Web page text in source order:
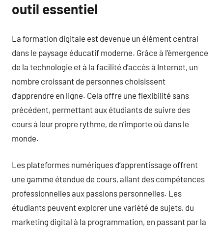
outil essentiel
La formation digitale est devenue un élément central
dans le paysage éducatif moderne. Grâce à l’émergence
de la technologie et à la facilité d’accès à Internet, un
nombre croissant de personnes choisissent
d’apprendre en ligne. Cela offre une flexibilité sans
précédent, permettant aux étudiants de suivre des
cours à leur propre rythme, de n’importe où dans le
monde.
Les plateformes numériques d’apprentissage offrent
une gamme étendue de cours, allant des compétences
professionnelles aux passions personnelles. Les
étudiants peuvent explorer une variété de sujets, du
marketing digital à la programmation, en passant par la